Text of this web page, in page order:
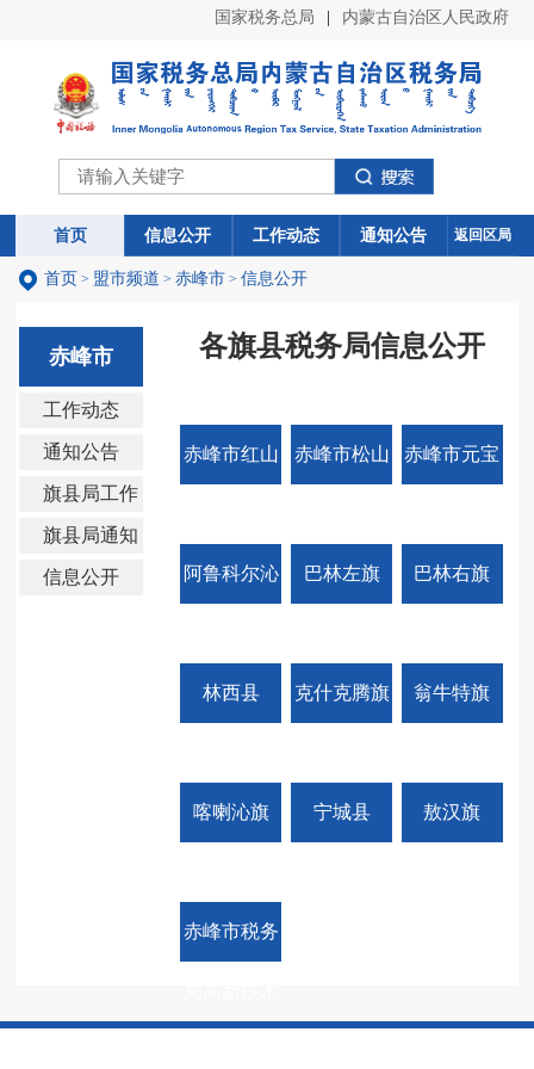
国家税务总局 内蒙古自治区人民政府
首页 信息公开 工作动态 通知公告
首页 信息公开 工作动态 通知公告 返回区局
首页 > 盟市频道 > 赤峰市> 信息公开
赤峰市
工作动态
通知公告
旗县局工作
动态
旗县局通知
公告
信息公开
各旗县税务局信息公开
赤峰市红山 赤峰市松山 赤峰市元宝
阿鲁科尔沁 巴林左旗 巴林右旗
林西县 克什克腾旗 翁牛特旗
喀喇沁旗 宁城县 敖汉旗
赤峰市税务